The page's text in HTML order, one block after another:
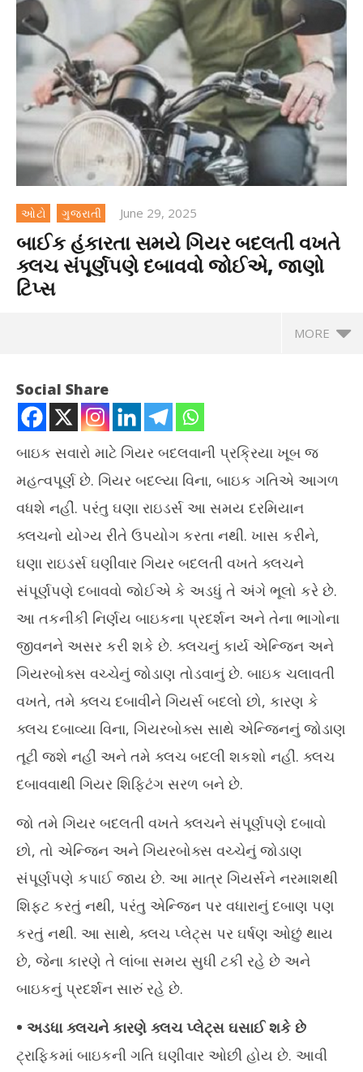
ઓટો ગુજરાતી June 29, 2025
બાઈક હંકારતા સમયે ગિયર બદલતી વખતે
ક્લચ સંપૂર્ણપણે દબાવવો જોઈએ, જાણો
ટિપ્સ
MORE
NOW VIEWING
બાઈક હંકારતા સમયે ગિયર બદલતી વખતે ક્લચ સંપૂર્ણપણે દબાવવો
જોઈએ, જાણો ટિપ્સ
June
29,
2025
Social Share
બાઇક સવારો માટે ગિયર બદલવાની પ્રક્રિયા ખૂબ જ
મહત્વપૂર્ણ છે. ગિયર બદલ્યા વિના, બાઇક ગતિએ આગળ
વધશે નહીં. પરંતુ ઘણા રાઇડર્સ આ સમય દરમિયાન
ક્લચનો યોગ્ય રીતે ઉપયોગ કરતા નથી. ખાસ કરીને,
ઘણા રાઇડર્સ ઘણીવાર ગિયર બદલતી વખતે ક્લચને
સંપૂર્ણપણે દબાવવો જોઈએ કે અડધું તે અંગે ભૂલો કરે છે.
આ તકનીકી નિર્ણય બાઇકના પ્રદર્શન અને તેના ભાગોના
જીવનને અસર કરી શકે છે. ક્લચનું કાર્ય એન્જિન અને
ગિયરબોક્સ વચ્ચેનું જોડાણ તોડવાનું છે. બાઇક ચલાવતી
વખતે, તમે ક્લચ દબાવીને ગિયર્સ બદલો છો, કારણ કે
ક્લચ દબાવ્યા વિના, ગિયરબોક્સ સાથે એન્જિનનું જોડાણ
તૂટી જશે નહીં અને તમે ક્લચ બદલી શકશો નહીં. ક્લચ
દબાવવાથી ગિયર શિફ્ટિંગ સરળ બને છે.
જો તમે ગિયર બદલતી વખતે ક્લચને સંપૂર્ણપણે દબાવો
છો, તો એન્જિન અને ગિયરબોક્સ વચ્ચેનું જોડાણ
સંપૂર્ણપણે કપાઈ જાય છે. આ માત્ર ગિયર્સને નરમાશથી
શિફ્ટ કરતું નથી, પરંતુ એન્જિન પર વધારાનું દબાણ પણ
કરતું નથી. આ સાથે, ક્લચ પ્લેટ્સ પર ઘર્ષણ ઓછું થાય
છે, જેના કારણે તે લાંબા સમય સુધી ટકી રહે છે અને
બાઇકનું પ્રદર્શન સારું રહે છે.
• અડધા ક્લચને કારણે ક્લચ પ્લેટ્સ ઘસાઈ શકે છે
ટ્રાફિકમાં બાઇકની ગતિ ઘણીવાર ઓછી હોય છે. આવી